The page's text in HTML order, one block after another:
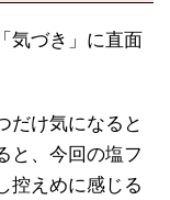
気づき」に直面
だけ気になると
と、今回の塩フ
控えめに感じる